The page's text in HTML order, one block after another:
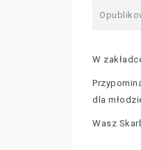
W
dla
Wasz